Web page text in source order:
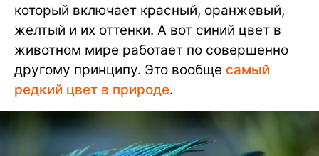
который включает красный, оранжевый,
желтый и их оттенки. А вот синий цвет в
животном мире работает по совершенно
другому принципу. Это вообще самый
редкий цвет в природе.